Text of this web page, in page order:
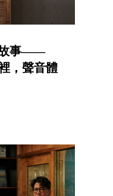
故事——
，聲音體